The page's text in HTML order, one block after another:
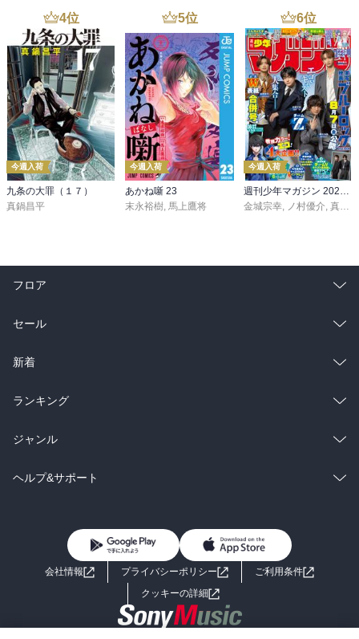
4位
今週入荷
九条の大罪（１７）
真鍋昌平
5位
今週入荷
あかね噺 23
末永裕樹, 馬上鷹将
6位
今週入荷
週刊少年マガジン 2026年36・37号[2026年8月5日発売]
金城宗幸, ノ村優介, 真島ヒロ
フロア
総合
ラノベ
雑誌・グラビア
BL・TL
セール
総合
ラノベ
雑誌・グラビア
BL・TL
新着
総合
ラノベ
雑誌・グラビア
ランキング
総合
ラノベ
ジャンル
コミック
ライトノベル 男子向けラノベ
小説
海外小説
ヘルプ&サポート
よくあるご質問 お問い合わせ
会社情報 プライバシーポリシー
ご利用条件
クッキーの詳細